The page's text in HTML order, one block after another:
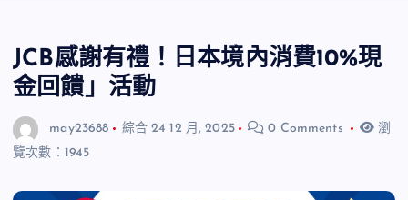
JCB感謝有禮！日本境內消費10%現
金回饋」活動
may23688 綜合 24 12 月, 2025 0 Comments
瀏
覽次數：1945